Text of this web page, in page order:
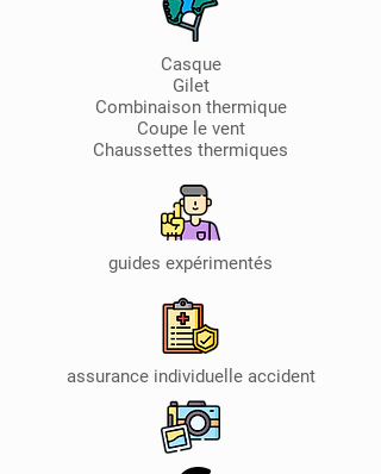
Casque
Gilet
Combinaison thermique
Coupe le vent
Chaussettes thermiques
guides expérimentés
assurance individuelle accident